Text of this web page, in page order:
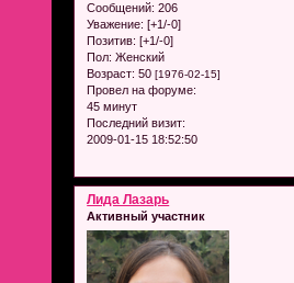
Сообщений: 206
Уважение: [+1/-0]
Позитив: [+1/-0]
Пол: Женский
Возраст: 50[1976-02-15]
Провел на форуме:
45 минут
Последний визит:
2009-01-15 18:52:50
Лида Лазарь
Активный участник